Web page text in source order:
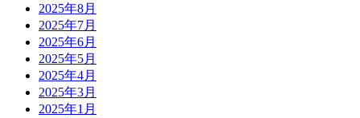
2025年8月
2025年7月
2025年6月
2025年5月
2025年4月
2025年3月
2025年1月